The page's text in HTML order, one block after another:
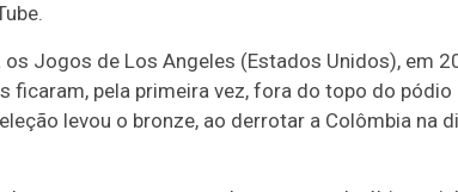
Jogos de Los Angeles (Estados Unidos), em
ficaram, pela primeira vez, fora do topo do
levou o bronze, ao derrotar a Colômbia na